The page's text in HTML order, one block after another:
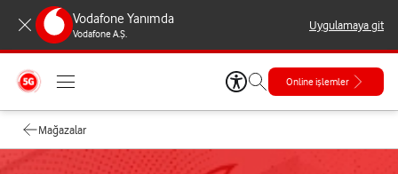
Vodafone Yanımda
Vodafone A.Ş.
Uygulamaya git
Online işlemler
Mağazalar